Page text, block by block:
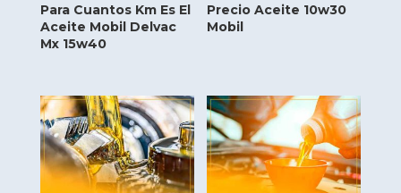
Para Cuantos Km Es El
Aceite Mobil Delvac
Mx 15w40
Precio Aceite 10w30
Mobil